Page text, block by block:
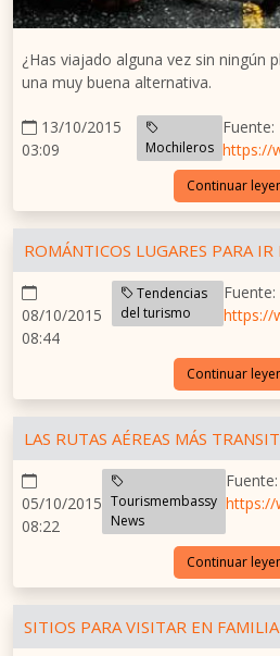
¿Has viajado alguna vez sin ningún
una muy buena alternativa.
13/10/2015
03:09
Mochileros
Fuente:
https://
Continuar
ROMÁNTICOS LUGARES PARA IR
08/10/2015
08:44
Tendencias
del turismo
Fuente:
https://
Continuar
LAS RUTAS AÉREAS MÁS
05/10/2015
08:22
Tourismembassy
News
Fuente:
https://
Continuar
SITIOS PARA VISITAR EN